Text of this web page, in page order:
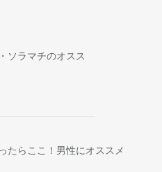
ソラマチのオスス
たらここ！男性にオススメ